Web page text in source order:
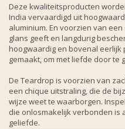
Deze kwaliteitsproducten
India vervaardigd uit
aluminium. En voorzien van
glans geeft en langdurig
hoogwaardig en bovenal eerlijk
gemaakt, om met liefde door te
De Teardrop is voorzien van
een chique uitstraling, die de
wijze weet te waarborgen.
die onlosmakelijk verbonden is
geliefde.